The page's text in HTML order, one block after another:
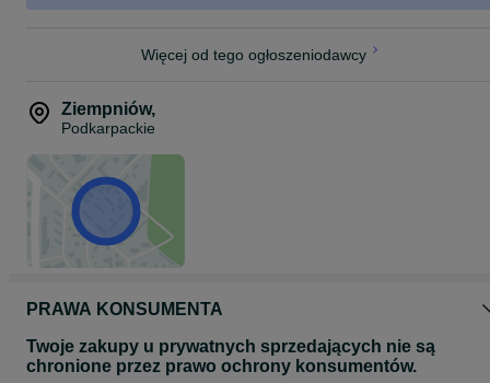
Więcej od tego ogłoszeniodawcy
Ziempniów,
Podkarpackie
PRAWA KONSUMENTA
Twoje zakupy u prywatnych sprzedających nie są
chronione przez prawo ochrony konsumentów.